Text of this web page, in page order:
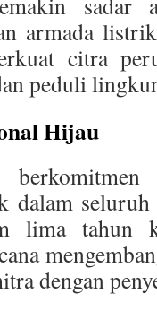
armada
citra
peduli
Hijau
seluruh
lima tahun
dengan